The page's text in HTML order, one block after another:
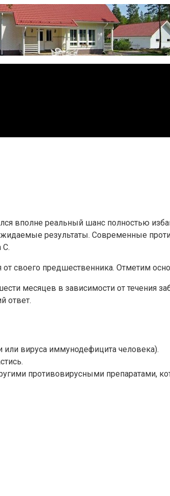
вполне реальный шанс полностью
результаты. Современные
С.
своего предшественника. Отметим
месяцев в зависимости от течения
ответ.
вируса иммунодефицита человека).
противовирусными препаратами,